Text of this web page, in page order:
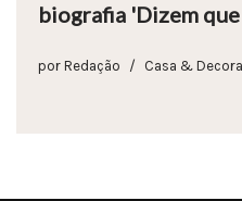
biografia 'Dizem
por Redação Casa &